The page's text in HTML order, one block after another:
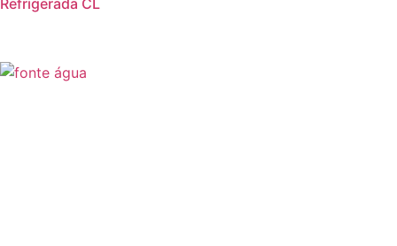
Refrigerada CL